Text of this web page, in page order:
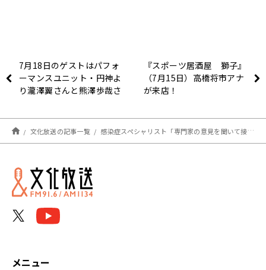
7月18日のゲストはパフォ
ーマンスユニット・円神よ
り瀧澤翼さんと熊澤歩哉さ
ンシュタイン・山崎紘菜
Heat&Heart!』
『スポーツ居酒屋 獅子』
（7月15日）高橋将市アナ
が来店！
文化放送の記事一覧 感染症スペシャリスト「専門家の意見を聞いて接種を判断していただきたい」
メニュー